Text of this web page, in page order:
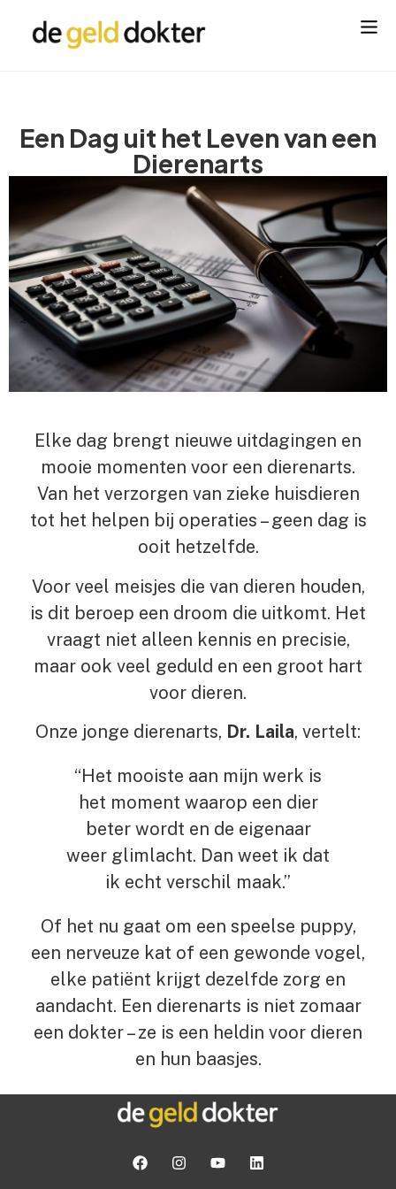
Een Dag uit het Leven van een
Dierenarts
Elke dag brengt nieuwe uitdagingen en
mooie momenten voor een dierenarts.
Van het verzorgen van zieke huisdieren
tot het helpen bij operaties – geen dag is
ooit hetzelfde.
Voor veel meisjes die van dieren houden,
is dit beroep een droom die uitkomt. Het
vraagt niet alleen kennis en precisie,
maar ook veel geduld en een groot hart
voor dieren.
Onze jonge dierenarts, Dr. Laila, vertelt:
“Het mooiste aan mijn werk is
het moment waarop een dier
beter wordt en de eigenaar
weer glimlacht. Dan weet ik dat
ik echt verschil maak.”
Of het nu gaat om een speelse puppy,
een nerveuze kat of een gewonde vogel,
elke patiënt krijgt dezelfde zorg en
aandacht. Een dierenarts is niet zomaar
een dokter – ze is een heldin voor dieren
en hun baasjes.